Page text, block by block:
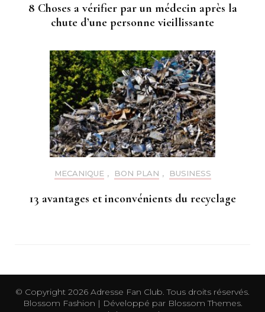
8 Choses a vérifier par un médecin après la
chute d’une personne vieillissante
MECANIQUE , BON PLAN , BUSINESS
13 avantages et inconvénients du recyclage
© Copyright 2026 Adresse Fan Club. Tous droits réservés.
Blossom Fashion | Développé parBlossom Themes.